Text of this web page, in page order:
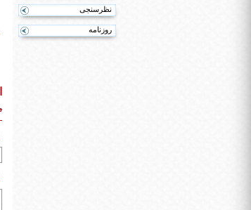
نظرسنجی
روزنامه